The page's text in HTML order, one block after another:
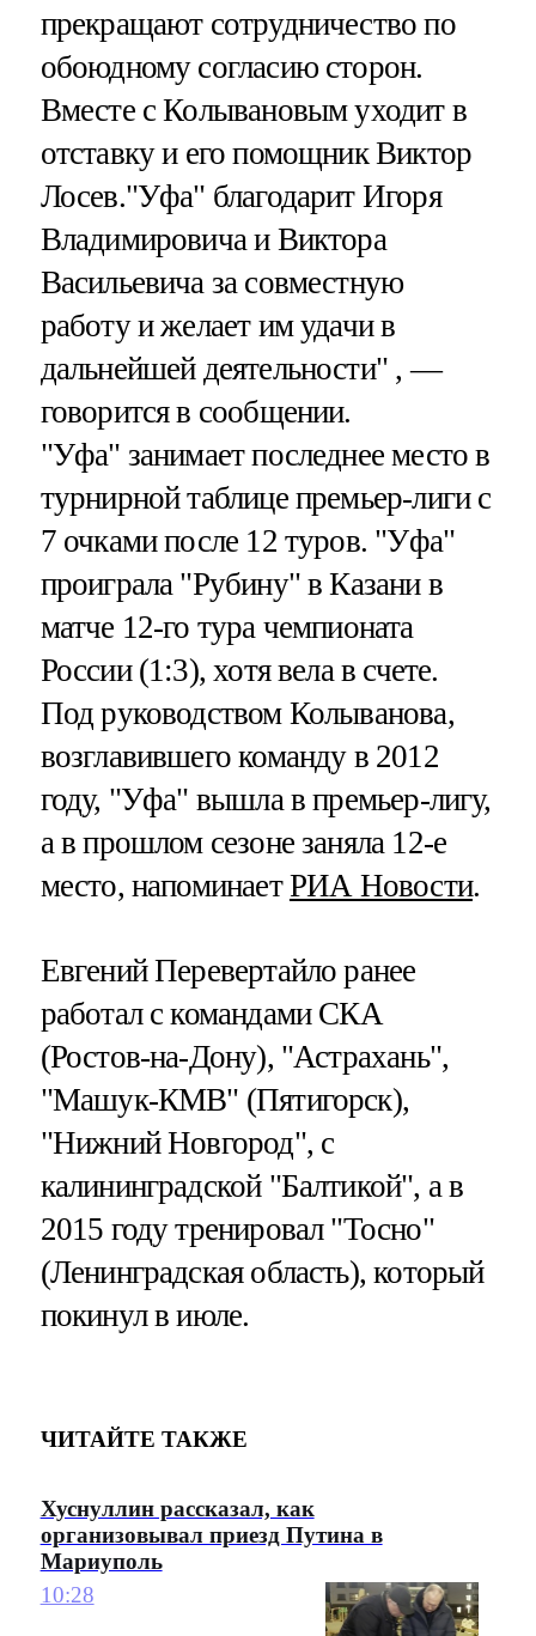
прекращают сотрудничество по
обоюдному согласию сторон.
Вместе с Колывановым уходит в
отставку и его помощник Виктор
Лосев."Уфа" благодарит Игоря
Владимировича и Виктора
Васильевича за совместную
работу и желает им удачи в
дальнейшей деятельности" , —
говорится в сообщении.
"Уфа" занимает последнее место в
турнирной таблице премьер-лиги с
7 очками после 12 туров. "Уфа"
проиграла "Рубину" в Казани в
матче 12-го тура чемпионата
России (1:3), хотя вела в счете.
Под руководством Колыванова,
возглавившего команду в 2012
году, "Уфа" вышла в премьер-лигу,
а в прошлом сезоне заняла 12-е
место, напоминаетРИА Новости.
Евгений Перевертайло ранее
работал с командами СКА
(Ростов-на-Дону), "Астрахань",
"Машук-КМВ" (Пятигорск),
"Нижний Новгород", с
калининградской "Балтикой", а в
2015 году тренировал "Тосно"
(Ленинградская область), который
покинул в июле.
ЧИТАЙТЕ ТАКЖЕ
Хуснуллин рассказал, как
организовывал приезд Путина в
Мариуполь
10:28